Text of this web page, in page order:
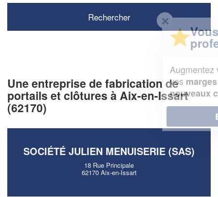
Une entreprise de fabrication de
portails et clôtures à Aix-en-Issart
(62170)
SOCIÉTÉ JULIEN MENUISERIE (SAS)
18 Rue Principale
62170 Aix-en-Issart
Vous êtes un
chiffre d'affaireset
vosmargestout en gagnant de
nouveaux clients!